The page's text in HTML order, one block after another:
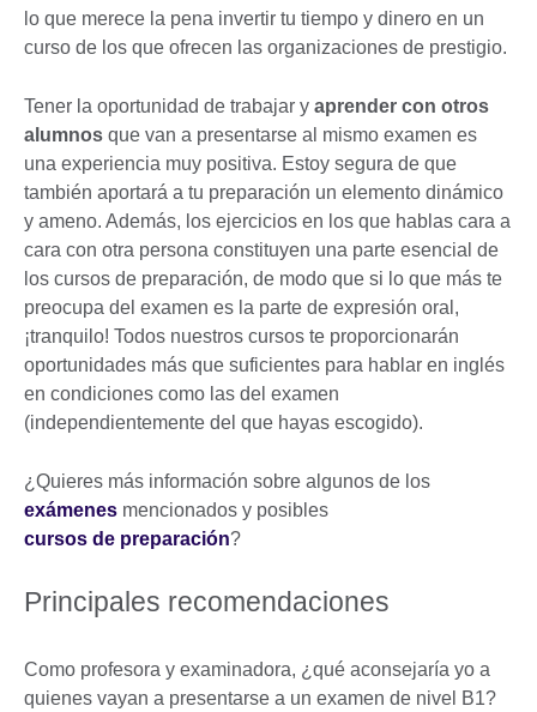
lo que merece la pena invertir tu tiempo y dinero en un
curso de los que ofrecen las organizaciones de prestigio.
Tener la oportunidad de trabajar y aprender con otros
alumnos que van a presentarse al mismo examen es
una experiencia muy positiva. Estoy segura de que
también aportará a tu preparación un elemento dinámico
y ameno. Además, los ejercicios en los que hablas cara a
cara con otra persona constituyen una parte esencial de
los cursos de preparación, de modo que si lo que más te
preocupa del examen es la parte de expresión oral,
¡tranquilo! Todos nuestros cursos te proporcionarán
oportunidades más que suficientes para hablar en inglés
en condiciones como las del examen
(independientemente del que hayas escogido).
¿Quieres más información sobre algunos de los
exámenes mencionados y posibles
cursos de preparación?
Principales recomendaciones
Como profesora y examinadora, ¿qué aconsejaría yo a
quienes vayan a presentarse a un examen de nivel B1?